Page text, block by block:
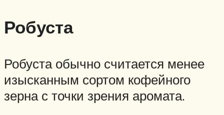
Робуста
Робуста обычно считается менее
изысканным сортом кофейного
зерна с точки зрения аромата.